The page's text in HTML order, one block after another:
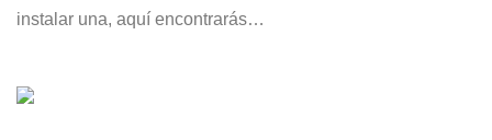
instalar una, aquí encontrarás…